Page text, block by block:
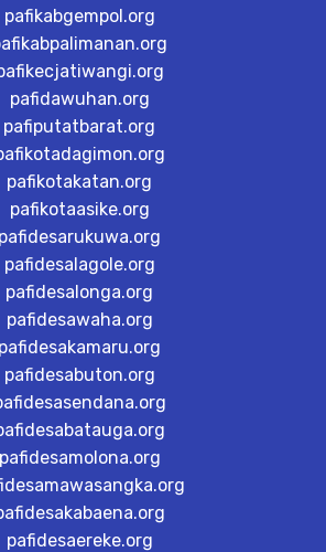
pafikabgempol.org
pafidawuhan.org
pafiputatbarat.org
pafikotakatan.org
pafikotaasike.org
pafidesarukuwa.org
pafidesalagole.org
pafidesalonga.org
pafidesawaha.org
pafidesakamaru.org
pafidesabuton.org
pafidesamolona.org
pafidesaereke.org